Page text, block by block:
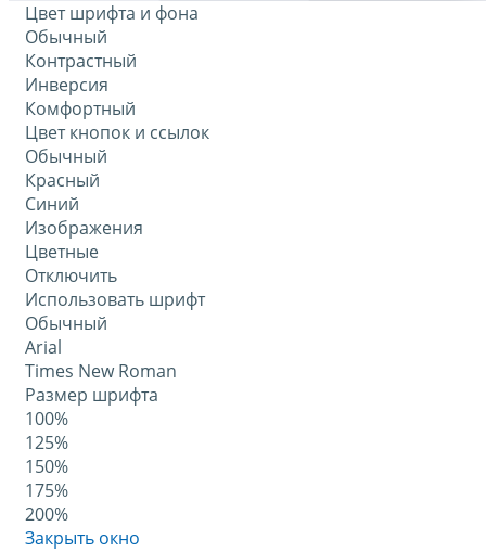
Цвет шрифта и фона
Обычный
Контрастный
Инверсия
Комфортный
Цвет кнопок и ссылок
Обычный
Красный
Синий
Изображения
Цветные
Отключить
Использовать шрифт
Обычный
Arial
Times New Roman
Размер шрифта
100%
125%
150%
175%
200%
Закрыть окно